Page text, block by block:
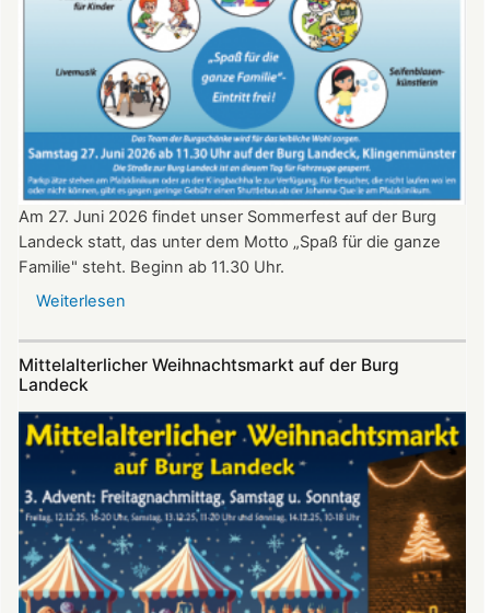
2026
ab
20:30
Uhr​​​​​​​​​​​​​​
Am 27. Juni 2026 findet unser Sommerfest auf der Burg
Landeck statt, das unter dem Motto „Spaß für die ganze
Familie" steht. Beginn ab 11.30 Uhr.
Weiterlesen
Burg
Mittelalterlicher Weihnachtsmarkt auf der Burg
Landeck